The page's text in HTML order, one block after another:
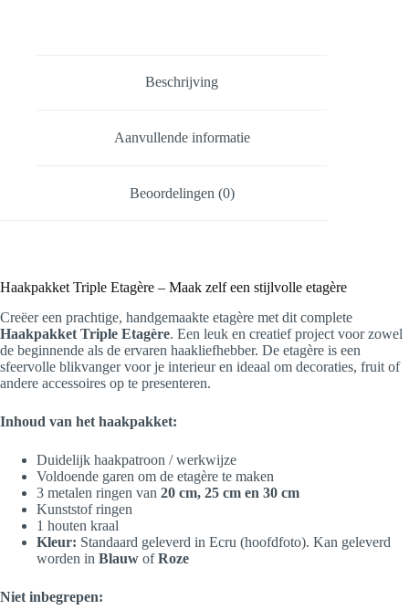
Beschrijving
Aanvullende informatie
Beoordelingen (0)
Haakpakket Triple Etagère – Maak zelf een stijlvolle etagère
Creëer een prachtige, handgemaakte etagère met dit complete
Haakpakket Triple Etagère. Een leuk en creatief project voor zowel
de beginnende als de ervaren haakliefhebber. De etagère is een
sfeervolle blikvanger voor je interieur en ideaal om decoraties, fruit of
andere accessoires op te presenteren.
Inhoud van het haakpakket:
Duidelijk haakpatroon / werkwijze
Voldoende garen om de etagère te maken
3 metalen ringen van 20 cm, 25 cm en 30 cm
Kunststof ringen
1 houten kraal
Kleur: Standaard geleverd in Ecru (hoofdfoto). Kan geleverd
worden in Blauw ofRoze
Niet inbegrepen: